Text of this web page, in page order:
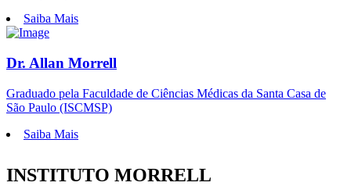
Saiba Mais
Dr. Allan Morrell
Graduado pela Faculdade de Ciências Médicas da Santa Casa de
São Paulo (ISCMSP)
Saiba Mais
INSTITUTO MORRELL